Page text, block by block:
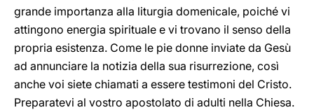
grande importanza alla liturgia domenicale, poiché vi
attingono energia spirituale e vi trovano il senso della
propria esistenza. Come le pie donne inviate da Gesù
ad annunciare la notizia della sua risurrezione, così
anche voi siete chiamati a essere testimoni del Cristo.
Preparatevi al vostro apostolato di adulti nella Chiesa.